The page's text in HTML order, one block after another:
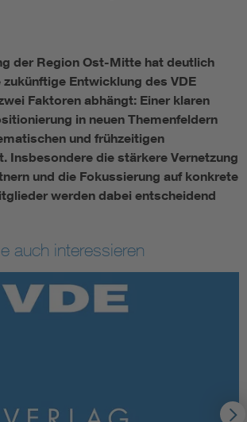
der Region Ost-Mitte hat deutlich
Entwicklung des VDE
Faktoren abhängt: Einer klaren
in neuen Themenfeldern
und frühzeitigen
Insbesondere die stärkere Vernetzung
und die Fokussierung auf konkrete
werden dabei entscheidend
auch interessieren